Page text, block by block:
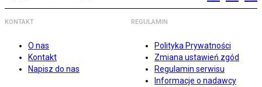
KONTAKT
O nas
Kontakt
Napisz do nas
REGULAMIN
Polityka Prywatności
Zmiana ustawień zgód
Regulamin serwisu
Informacje o nadawcy